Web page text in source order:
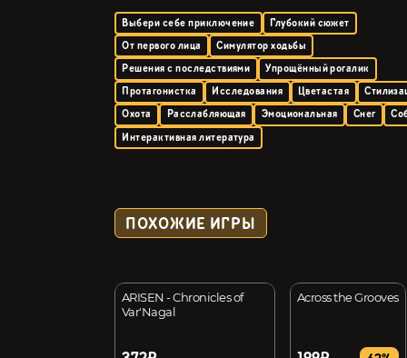
Выбери себе приключение
Глубокий сюжет
От первого лица
Симулятор ходьбы
Решения с последствиями
Упрощённый рогалик
Протагонистка
Исследования Цветастая
Охота
Расслабляющая Эмоциональная Снег
Интерактивная литература
ПОХОЖИЕ ИГРЫ
ARISEN - Chronicles of
Var'Nagal
Across the Grooves